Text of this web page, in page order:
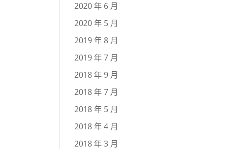
2020 年 6 月
2020 年 5 月
2019 年 8 月
2019 年 7 月
2018 年 9 月
2018 年 7 月
2018 年 5 月
2018 年 4 月
2018 年 3 月